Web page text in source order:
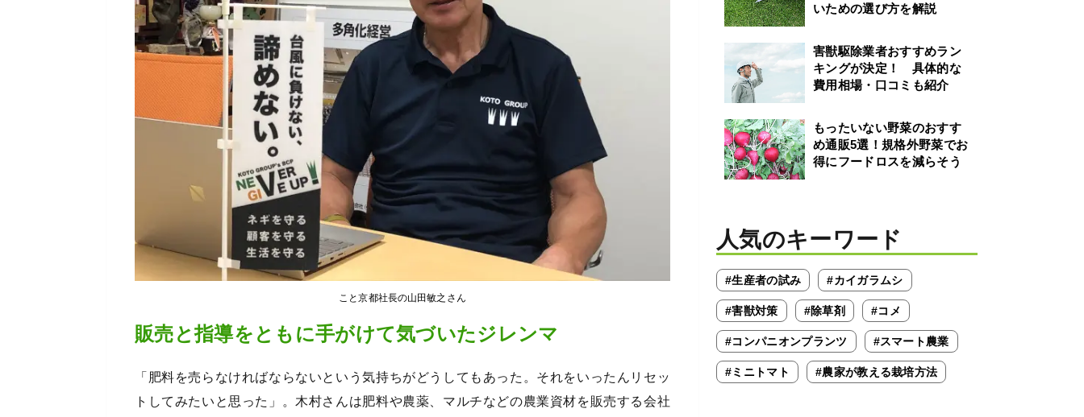
こと京都社長の山田敏之さん
販売と指導をともに手がけて気づいたジレンマ
「肥料を売らなければならないという気持ちがどうしてもあった。それをいったんリセッ
トしてみたいと思った」。木村さんは肥料や農薬、マルチなどの農業資材を販売する会社
いための選び方を解説
害獣駆除業者おすすめラン
キングが決定！ 具体的な
費用相場・口コミも紹介
もったいない野菜のおすす
め通販5選！規格外野菜でお
得にフードロスを減らそう
人気のキーワード
#生産者の試み #カイガラムシ
#害獣対策 #除草剤 #コメ
#コンパニオンプランツ #スマート農業
#ミニトマト #農家が教える栽培方法